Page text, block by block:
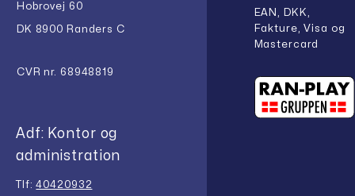
Hobrovej 60
DK 8900 Randers C
CVR nr. 68948819
Adf: Kontor og
administration
Tlf:40420932
EAN, DKK,
Fakture, Visa og
Mastercard